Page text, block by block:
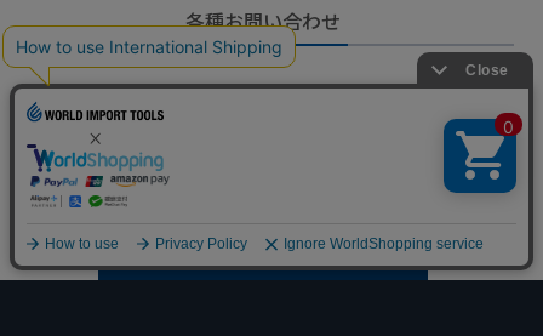
各種お問い合わせ
電話番号
年中無休（年末年始を除く）